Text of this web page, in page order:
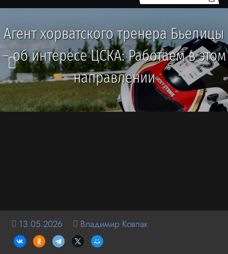
Агент хорватского тренера Бьелицы
– об интересе ЦСКА: Работаем в этом
направлении
13.05.2026 Владимир Ковпак